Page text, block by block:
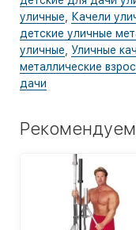
уличные
Качели
детские уличные
уличные
Уличные
металлические
дачи
Рекомендуем